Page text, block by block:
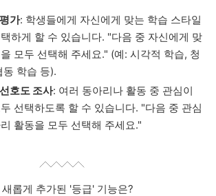
가: 학생들에게 자신에게 맞는 학습 스타일
하게 할 수 있습니다. "다음 중 자신에게 맞
모두 선택해 주세요." (예: 시각적 학습, 청
동 학습 등).
호도 조사: 여러 동아리나 활동 중 관심이
선택하도록 할 수 있습니다. "다음 중 관심
활동을 모두 선택해 주세요."
롭게 추가된 '등급' 기능은?